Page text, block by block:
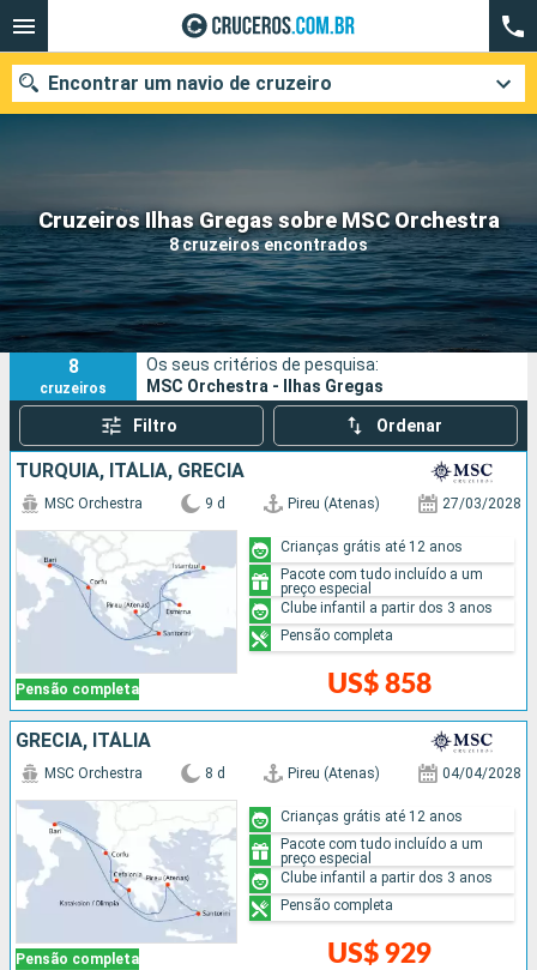
Cruzeiros Ilhas Gregas sobre MSC Orchestra
8 cruzeiros encontrados
Encontrar um navio de cruzeiro
Quando ir?
Data de partida
Cidades Companhias
Pesquisar
8
cruzeiros
Os seus critérios de pesquisa:
MSC Orchestra - Ilhas Gregas
Filtro Ordenar
TURQUIA, ITÁLIA, GRÉCIA
Pensão completa
MSC Orchestra 9 d Pireu (Atenas) 27/03/2028
US$ 858
Crianças grátis até 12 anos
Pacote com tudo incluído a um
preço especial
Clube infantil a partir dos 3 anos
Pensão completa
GRÉCIA, ITÁLIA
Pensão completa
MSC Orchestra 8 d Pireu (Atenas) 04/04/2028
US$ 929
Crianças grátis até 12 anos
Pacote com tudo incluído a um
preço especial
Clube infantil a partir dos 3 anos
Pensão completa